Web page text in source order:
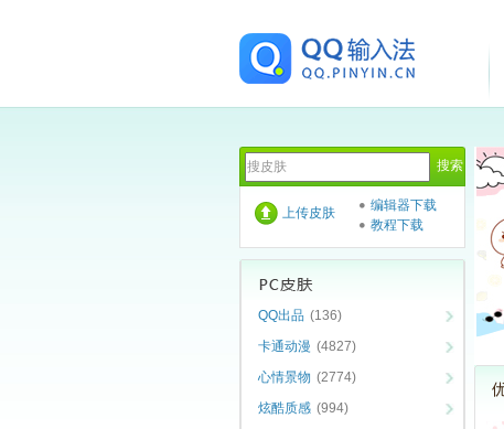
上传皮肤
编辑器下载
教程下载
QQ出品 (136)
卡通动漫 (4827)
心情景物 (2774)
炫酷质感 (994)